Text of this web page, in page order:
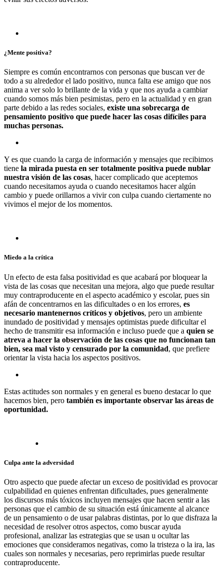
¿Mente positiva?
Siempre es común encontrarnos con personas que buscan ver de
todo a su alrededor el lado positivo, nunca falta ese amigo que nos
anima a ver solo lo brillante de la vida y que nos ayuda a cambiar
cuando somos más bien pesimistas, pero en la actualidad y en gran
parte debido a las redes sociales, existe una sobrecarga de
pensamiento positivo que puede hacer las cosas difíciles para
muchas personas.
Y es que cuando la carga de información y mensajes que recibimos
tiene la mirada puesta en ser totalmente positiva puede nublar
nuestra visión de las cosas, hacer complicado que aceptemos
cuando necesitamos ayuda o cuando necesitamos hacer algún
cambio y puede orillarnos a vivir con culpa cuando ciertamente no
vivimos el mejor de los momentos.
Miedo a la crítica
Un efecto de esta falsa positividad es que acabará por bloquear la
vista de las cosas que necesitan una mejora, algo que puede resultar
muy contraproducente en el aspecto académico y escolar, pues sin
afán de concentrarnos en las dificultades o en los errores, es
necesario mantenernos críticos y objetivos, pero un ambiente
inundado de positividad y mensajes optimistas puede dificultar el
hecho de transmitir esa información e incluso puede que a quien se
atreva a hacer la observación de las cosas que no funcionan tan
bien, sea mal visto y censurado por la comunidad, que prefiere
orientar la vista hacia los aspectos positivos.
Estas actitudes son normales y en general es bueno destacar lo que
hacemos bien, pero también es importante observar las áreas de
oportunidad.
Culpa ante la adversidad
Otro aspecto que puede afectar un exceso de positividad es provocar
culpabilidad en quienes enfrentan dificultades, pues generalmente
los discursos más tóxicos incluyen mensajes que hacen sentir a las
personas que el cambio de su situación está únicamente al alcance
de un pensamiento o de usar palabras distintas, por lo que disfraza la
necesidad de resolver otros aspectos, como buscar ayuda
profesional, analizar las estrategias que se usan u ocultar las
emociones que consideramos negativas, como la tristeza o la ira, las
cuales son normales y necesarias, pero reprimirlas puede resultar
contraproducente.